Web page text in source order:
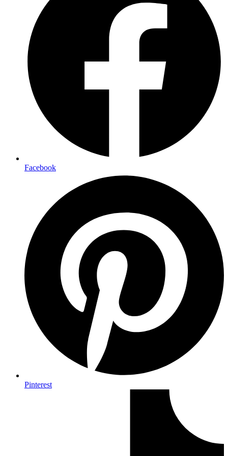
Facebook
Pinterest